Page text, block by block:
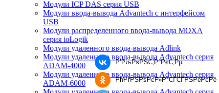
Модули ICP DAS серия USB
Модули ввода-вывода Advantech с интерфейсом
USB
Модули распределенного ввода-вывода MOXA
серия ioLogik
Модули удаленного ввода-вывода Adlink
Модули удаленного ввода-вывода Advantech серия
ADAM-4000
Модули удаленного ввода-вывода Advantech серия
ADAM-6000
Р’РљРѕРЅС‚Р°РєС‚Рµ
РћРґРЅРѕРєР»Р°СЃСЃРЅРёРєРё